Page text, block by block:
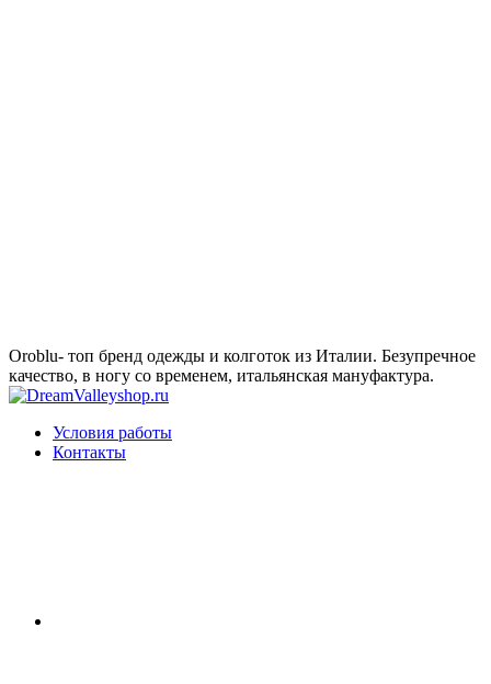
Oroblu- топ бренд одежды и колготок из Италии. Безупречное
качество, в ногу со временем, итальянская мануфактура.
Условия работы
Контакты